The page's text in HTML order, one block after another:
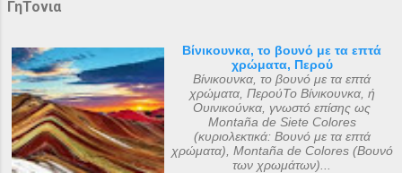
ΓηΤονια
Βίνικουνκα, το βουνό με τα επτά
χρώματα, Περού
Βίνικουνκα, το βουνό με τα επτά
χρώματα, ΠερούΤο Βίνικουνκα, ή
Ουινικούνκα, γνωστό επίσης ως
Montaña de Siete Colores
(κυριολεκτικά: Βουνό με τα επτά
χρώματα), Montaña de Colores (Βουνό
των χρωμάτων)...